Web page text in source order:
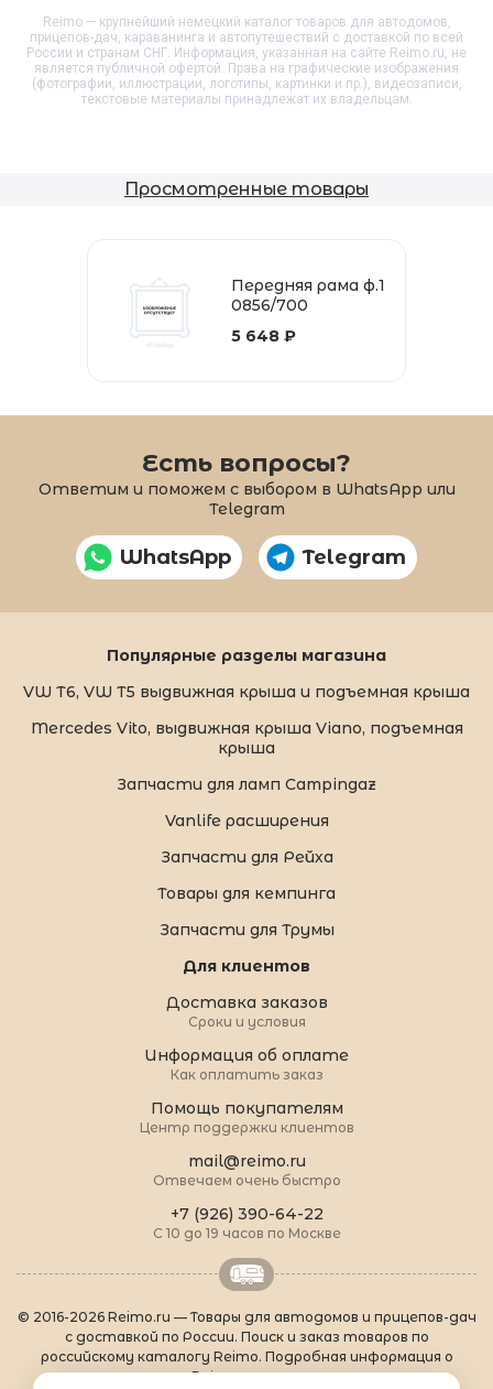
Reimo — крупнейший немецкий каталог товаров для автодомов,
прицепов-дач, караванинга и автопутешествий с доставкой по всей
России и странам СНГ. Информация, указанная на сайте Reimo.ru, не
является публичной офертой. Права на графические изображения
(фотографии, иллюстрации, логотипы, картинки и пр.), видеозаписи,
текстовые материалы принадлежат их владельцам.
Просмотренные товары
Передняя рама ф.1
0856/700
5 648 ₽
Есть вопросы?
Ответим и поможем с выбором в WhatsApp или
Telegram
WhatsApp Telegram
Популярные разделы магазина
VW T6, VW T5 выдвижная крыша и подъемная крыша
Mercedes Vito, выдвижная крыша Viano, подъемная
крыша
Запчасти для ламп Campingaz
Vanlife расширения
Запчасти для Рейха
Товары для кемпинга
Запчасти для Трумы
Для клиентов
Доставка заказов
Сроки и условия
Информация об оплате
Как оплатить заказ
Помощь покупателям
Центр поддержки клиентов
mail@reimo.ru
Отвечаем очень быстро
+7 (926) 390-64-22
С 10 до 19 часов по Москве
© 2016-2026 Reimo.ru — Товары для автодомов и прицепов-дач
с доставкой по России. Поиск и заказ товаров по
российскому каталогу Reimo. Подробная информация о
товарах Reimo на русском языке.